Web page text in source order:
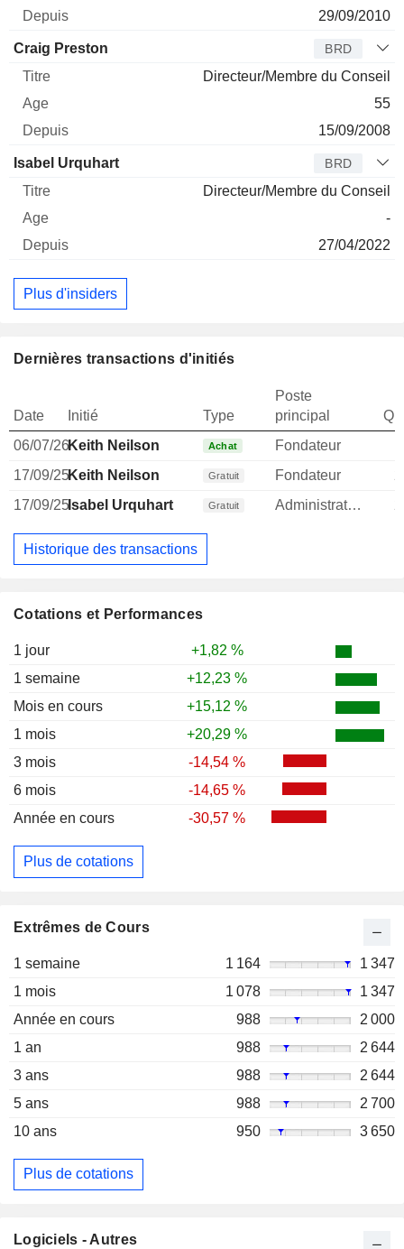
Cotations et Performances
1 jour
+1,82 %
1 semaine
+12,23 %
Mois en cours
+15,12 %
1 mois
+20,29 %
3 mois
-14,54 %
6 mois
-14,65 %
Année en cours
-30,57 %
Plus de cotations
Extrêmes de Cours
1 semaine 1 164
1 347
1 mois
1 078
1 347
Année en cours
988
2 000
1 an
988
2 644
3 ans
988
2 644
5 ans
988
2 700
10 ans
950 3 650
Plus de cotations
29/09/2010
Craig Preston BRD
Directeur/Membre du Conseil
55
15/09/2008
Isabel Urquhart BRD
Directeur/Membre du Conseil
-
27/04/2022
Plus d'insiders
Dernières transactions d'initiés
Date Initié Type
Poste
principal
06/07/26Keith Neilson Achat Fondateur
17/09/25Keith Neilson Gratuit Fondateur
17/09/25Isabel Urquhart Gratuit Administrateur
Historique des transactions
Logiciels - Autres